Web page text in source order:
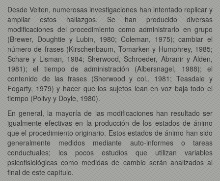
Desde Velten, numerosas investigaciones han intentado replicar y
ampliar estos hallazgos. Se han producido diversas
modificaciones del procedimiento como administrarlo en grupo
(Brewer, Doughtie y Lubin, 1980; Coleman, 1975); cambiar el
número de frases (Kirschenbaum, Tomarken y Humphrey, 1985;
Schare y Lisman, 1984; Sherwood, Schroeder, Abranir y Alden,
1981); el tiempo de administración (Albersnagel, 1988); el
contenido de las frases (Sherwood y col., 1981; Teasdale y
Fogarty, 1979) y hacer que los sujetos lean en voz baja todo el
tiempo (Polivy y Doyle, 1980).
En general, la mayoría de las modificaciones han resultado ser
igualmente efectivas en la producción de los estados de ánimo
que el procedimiento originario. Estos estados de ánimo han sido
generalmente medidos mediante auto-informes o tareas
conductuales; los pocos estudios que utilizan variables
psicofisiológicas como medidas de cambio serán analizados al
final de este capítulo.